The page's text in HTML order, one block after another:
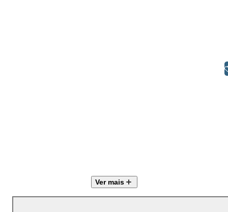
Ver mais